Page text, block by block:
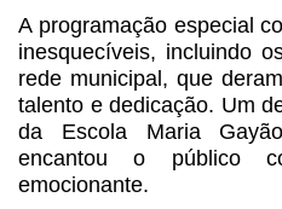
A programação especial
inesquecíveis, incluindo
rede municipal, que
talento e dedicação. Um
da Escola Maria
encantou o público
emocionante.